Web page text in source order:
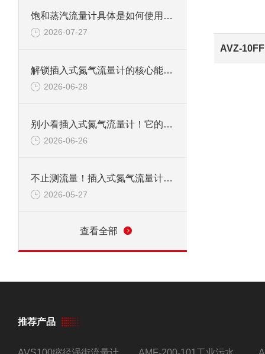
饱和蒸汽流量计具体是如何使用的呢？
2026-07-27
解锁插入式氮气流量计的核心能力：它如何为氮气计量“保驾护航”？
2026-06-28
别小看插入式氮气流量计！它的应用范围，远超你想象
2026-06-26
不止测流量！插入式氮气流量计，到底能覆盖多少关键领域？
2026-05-27
查看全部
推荐产品